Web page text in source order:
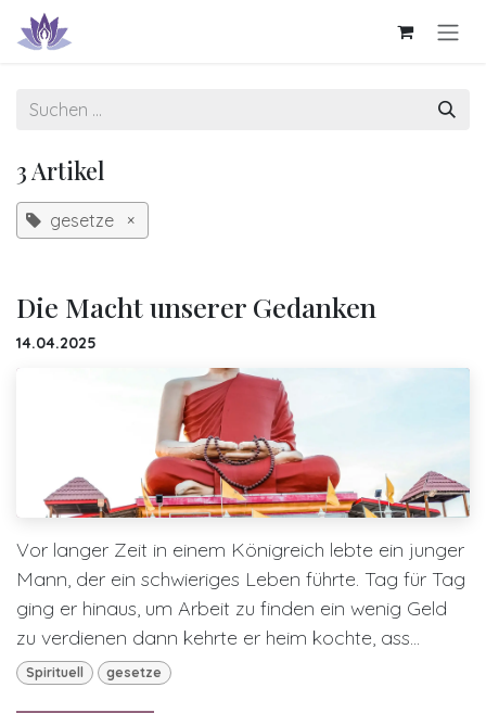
Zum Inhalt springen
3 Artikel
gesetze ×
Die Macht unserer Gedanken
14.04.2025
Vor langer Zeit in einem Königreich lebte ein junger
Mann, der ein schwieriges Leben führte. Tag für Tag
ging er hinaus, um Arbeit zu finden ein wenig Geld
zu verdienen dann kehrte er heim kochte, ass...
Spirituell gesetze